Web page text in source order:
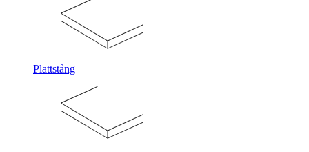
Plattstång